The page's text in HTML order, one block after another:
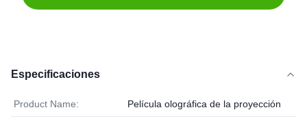
Especificaciones
Product Name: Película olográfica de la proyección